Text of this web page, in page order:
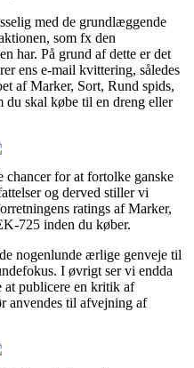
med de grundlæggende
som fx den
har. På grund af dette er det
ens e-mail kvittering, således
af Marker, Sort, Rund spids,
skal købe til en dreng eller
for at fortolke ganske
og derved stiller vi
ratings af Marker,
725 inden du køber.
nogenlunde ærlige genveje til
I øvrigt ser vi endda
publicere en kritik af
anvendes til afvejning af